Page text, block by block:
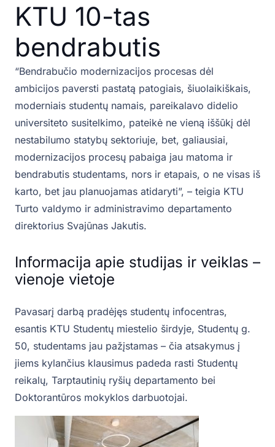
KTU 10-tas
bendrabutis
“Bendrabučio modernizacijos procesas dėl
ambicijos paversti pastatą patogiais, šiuolaikiškais,
moderniais studentų namais, pareikalavo didelio
universiteto susitelkimo, pateikė ne vieną iššūkį dėl
nestabilumo statybų sektoriuje, bet, galiausiai,
modernizacijos procesų pabaiga jau matoma ir
bendrabutis studentams, nors ir etapais, o ne visas iš
karto, bet jau planuojamas atidaryti”, – teigia KTU
Turto valdymo ir administravimo departamento
direktorius Svajūnas Jakutis.
Informacija apie studijas ir veiklas –
vienoje vietoje
Pavasarį darbą pradėjęs studentų infocentras,
esantis KTU Studentų miestelio širdyje, Studentų g.
50, studentams jau pažįstamas – čia atsakymus į
jiems kylančius klausimus padeda rasti Studentų
reikalų, Tarptautinių ryšių departamento bei
Doktorantūros mokyklos darbuotojai.